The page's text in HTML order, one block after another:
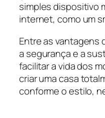
simples dispositivo
internet, como um
Entre as
a segurança e a
facilitar a vida dos
criar uma casa
conforme o estilo,